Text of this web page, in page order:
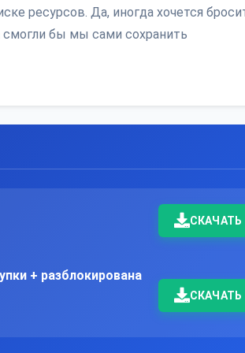
ресурсов. Да, иногда хочется
смогли бы мы сами сохранить
СКАЧАТЬ
+ разблокирована
СКАЧАТЬ